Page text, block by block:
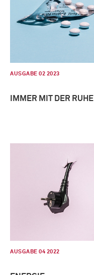
AUSGABE 02 2023
IMMER MIT DER RUHE
AUSGABE 04 2022